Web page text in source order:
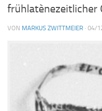
frühlatènezeitlicher
VON MARKUS ZWITTMEIER · 04/